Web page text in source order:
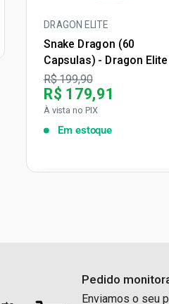
DRAGON ELITE
Snake Dragon (60
Capsulas) - Dragon Elite
Preço
R$ 199,90
R$ 179,91
À vista no PIX
Em estoque
Pedido
Enviamos o seu